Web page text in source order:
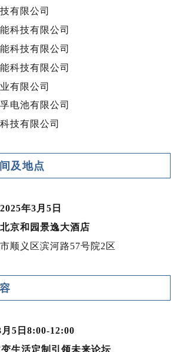
有限公司
科技有限公司
科技有限公司
科技有限公司
有限公司
电池有限公司
技有限公司
及地点
年3月5日
京和园景逸大酒店
顺义区滨河路57号院2区
5日8:00-12:00
生活定制引领未来论坛